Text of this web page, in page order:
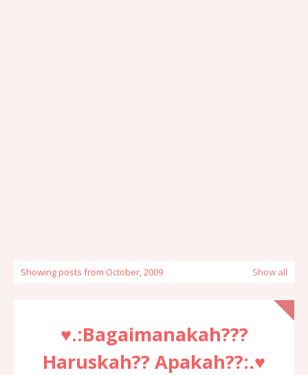
Showing posts from October, 2009 Show all
♥.:Bagaimanakah???
Haruskah?? Apakah??:.♥